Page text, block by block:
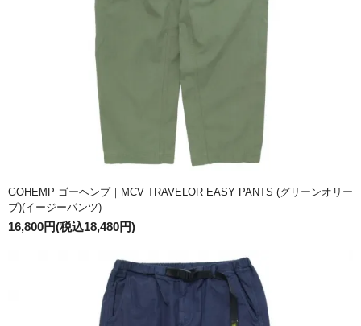
GOHEMP ゴーヘンプ｜MCV TRAVELOR EASY PANTS (グリーンオリー
ブ)(イージーパンツ)
16,800円(税込18,480円)